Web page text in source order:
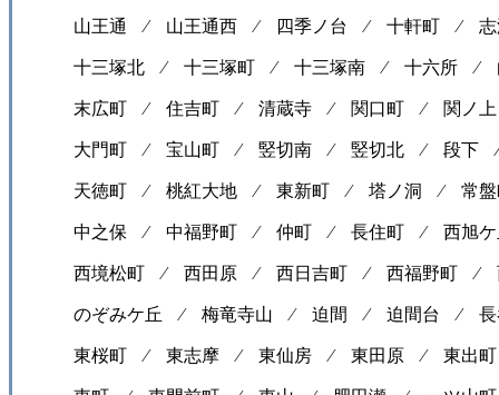
山王通 ⁄ 山王通西 ⁄ 四季ノ台 ⁄ 十軒町 ⁄
十三塚北 ⁄ 十三塚町 ⁄ 十三塚南 ⁄ 十六所 ⁄
末広町 ⁄ 住吉町 ⁄ 清蔵寺 ⁄ 関口町 ⁄ 関ノ
大門町 ⁄ 宝山町 ⁄ 竪切南 ⁄ 竪切北 ⁄ 段
天徳町 ⁄ 桃紅大地 ⁄ 東新町 ⁄ 塔ノ洞 ⁄ 常
中之保 ⁄ 中福野町 ⁄ 仲町 ⁄ 長住町 ⁄ 西旭
西境松町 ⁄ 西田原 ⁄ 西日吉町 ⁄ 西福野町 ⁄
のぞみケ丘 ⁄ 梅竜寺山 ⁄ 迫間 ⁄ 迫間台 ⁄
東桜町 ⁄ 東志摩 ⁄ 東仙房 ⁄ 東田原 ⁄ 東出